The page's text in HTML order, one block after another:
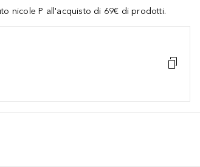
nicole P all'acquisto di 69€ di prodotti.